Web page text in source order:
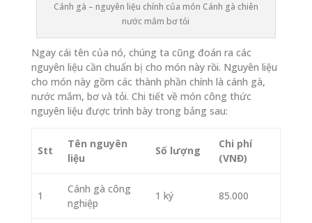
Cánh gà – nguyên liệu chính của món Cánh gà chiên
nước mắm bơ tỏi
Ngay cái tên của nó, chúng ta cũng đoán ra các
nguyên liệu cần chuẩn bị cho món này rồi. Nguyên liệu
cho món này gồm các thành phần chính là cánh gà,
nước mắm, bơ và tỏi. Chi tiết về món công thức
nguyên liệu được trình bày trong bảng sau:
Stt
Tên nguyên
liệu
Số lượng
Chi phí
(VNĐ)
1
Cánh gà công
nghiệp
1 ký 85.000